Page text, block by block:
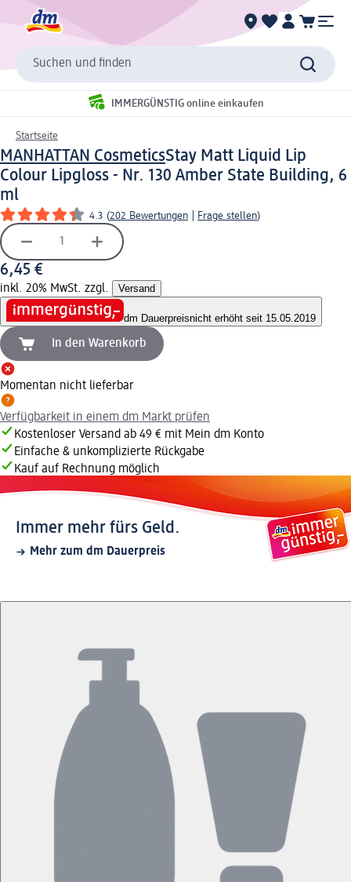
Suchen und finden
IMMERGÜNSTIG online einkaufen
Startseite
MANHATTAN CosmeticsStay Matt Liquid Lip
Colour Lipgloss - Nr. 130 Amber State Building, 6
ml
4.3 (202 Bewertungen Frage stellen)
6,45 €
inkl. 20% MwSt. zzgl. Versand
dm Dauerpreisnicht erhöht seit 15.05.2019
In den Warenkorb
Momentan nicht lieferbar
Verfügbarkeit in einem dm Markt prüfen
Kostenloser Versand ab 49 € mit Mein dm Konto
Einfache & unkomplizierte Rückgabe
Kauf auf Rechnung möglich
Immer mehr fürs Geld.
Mehr zum dm Dauerpreis